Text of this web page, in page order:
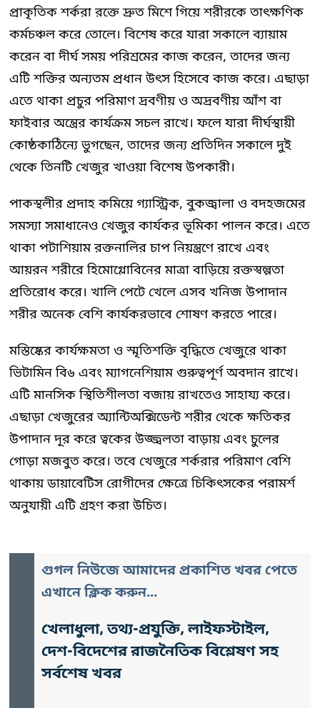
প্রাকৃতিক শর্করা রক্তে দ্রুত মিশে গিয়ে শরীরকে তাৎক্ষণিক
কর্মচঞ্চল করে তোলে। বিশেষ করে যারা সকালে ব্যায়াম
করেন বা দীর্ঘ সময় পরিশ্রমের কাজ করেন, তাদের জন্য
এটি শক্তির অন্যতম প্রধান উৎস হিসেবে কাজ করে। এছাড়া
এতে থাকা প্রচুর পরিমাণ দ্রবণীয় ও অদ্রবণীয় আঁশ বা
ফাইবার অন্ত্রের কার্যক্রম সচল রাখে। ফলে যারা দীর্ঘস্থায়ী
কোষ্ঠকাঠিন্যে ভুগছেন, তাদের জন্য প্রতিদিন সকালে দুই
থেকে তিনটি খেজুর খাওয়া বিশেষ উপকারী।
পাকস্থলীর প্রদাহ কমিয়ে গ্যাস্ট্রিক, বুকজ্বালা ও বদহজমের
সমস্যা সমাধানেও খেজুর কার্যকর ভূমিকা পালন করে। এতে
থাকা পটাশিয়াম রক্তনালির চাপ নিয়ন্ত্রণে রাখে এবং
আয়রন শরীরে হিমোগ্লোবিনের মাত্রা বাড়িয়ে রক্তস্বল্পতা
প্রতিরোধ করে। খালি পেটে খেলে এসব খনিজ উপাদান
শরীর অনেক বেশি কার্যকরভাবে শোষণ করতে পারে।
মস্তিষ্কের কার্যক্ষমতা ও স্মৃতিশক্তি বৃদ্ধিতে খেজুরে থাকা
ভিটামিন বি৬ এবং ম্যাগনেশিয়াম গুরুত্বপূর্ণ অবদান রাখে।
এটি মানসিক স্থিতিশীলতা বজায় রাখতেও সাহায্য করে।
এছাড়া খেজুরের অ্যান্টিঅক্সিডেন্ট শরীর থেকে ক্ষতিকর
উপাদান দূর করে ত্বকের উজ্জ্বলতা বাড়ায় এবং চুলের
গোড়া মজবুত করে। তবে খেজুরে শর্করার পরিমাণ বেশি
থাকায় ডায়াবেটিস রোগীদের ক্ষেত্রে চিকিৎসকের পরামর্শ
অনুযায়ী এটি গ্রহণ করা উচিত।
গুগল নিউজে আমাদের প্রকাশিত খবর পেতে
এখানে ক্লিক করুন...
খেলাধুলা, তথ্য-প্রযুক্তি, লাইফস্টাইল,
দেশ-বিদেশের রাজনৈতিক বিশ্লেষণ সহ
সর্বশেষ খবর